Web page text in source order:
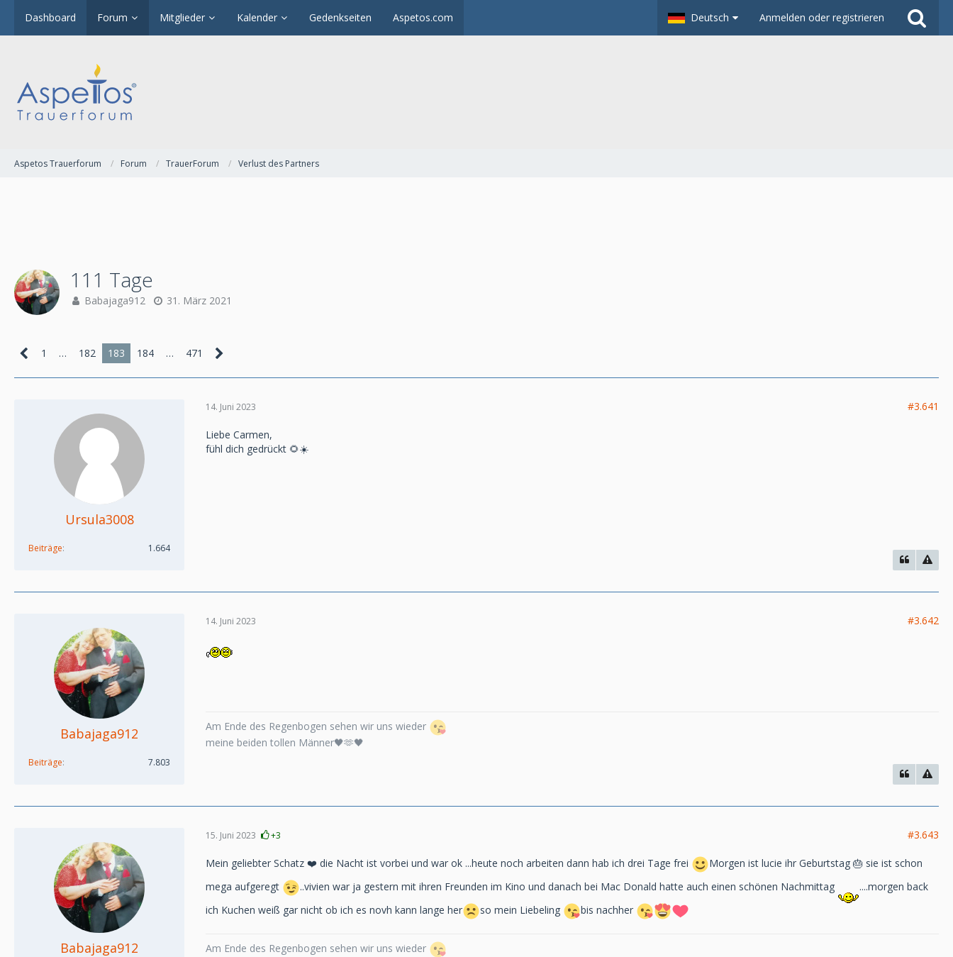
Dashboard Forum Mitglieder Kalender Gedenkseiten Aspetos.com Deutsch Anmelden oder registrieren
Aspetos Trauerforum Forum TrauerForum Verlust des Partners
111 Tage
Babajaga912 31. März 2021
1 … 182 183 184 … 471
Ursula3008
Beiträge 1.664
14. Juni 2023 #3.641
Liebe Carmen,
fühl dich gedrückt 🌻☀️
Babajaga912
Beiträge 7.803
14. Juni 2023 #3.642
Am Ende des Regenbogen sehen wir uns wieder
meine beiden tollen Männer🖤🫶🖤
Babajaga912
15. Juni 2023 +3 #3.643
Mein geliebter Schatz ❤️ die Nacht ist vorbei und war ok ...heute noch arbeiten dann hab ich drei Tage frei
Morgen ist lucie ihr Geburtstag 🎂 sie ist schon
mega aufgeregt
..vivien war ja gestern mit ihren Freunden im Kino und danach bei Mac Donald hatte auch einen schönen Nachmittag
....morgen back
ich Kuchen weiß gar nicht ob ich es novh kann lange her
so mein Liebeling bis nachher
Am Ende des Regenbogen sehen wir uns wieder